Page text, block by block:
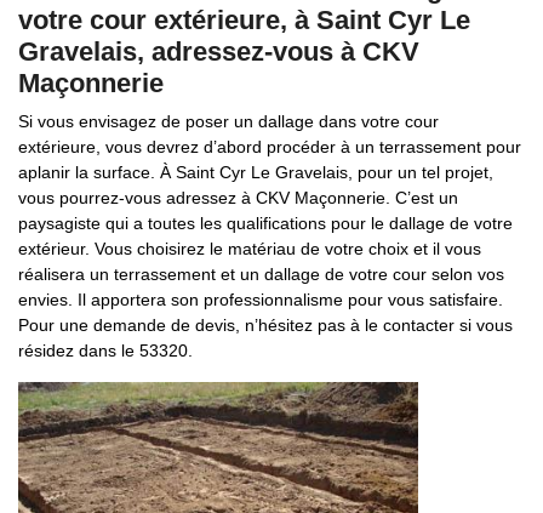
votre cour extérieure, à Saint Cyr Le
Gravelais, adressez-vous à CKV
Maçonnerie
Si vous envisagez de poser un dallage dans votre cour
extérieure, vous devrez d’abord procéder à un terrassement pour
aplanir la surface. À Saint Cyr Le Gravelais, pour un tel projet,
vous pourrez-vous adressez à CKV Maçonnerie. C’est un
paysagiste qui a toutes les qualifications pour le dallage de votre
extérieur. Vous choisirez le matériau de votre choix et il vous
réalisera un terrassement et un dallage de votre cour selon vos
envies. Il apportera son professionnalisme pour vous satisfaire.
Pour une demande de devis, n’hésitez pas à le contacter si vous
résidez dans le 53320.